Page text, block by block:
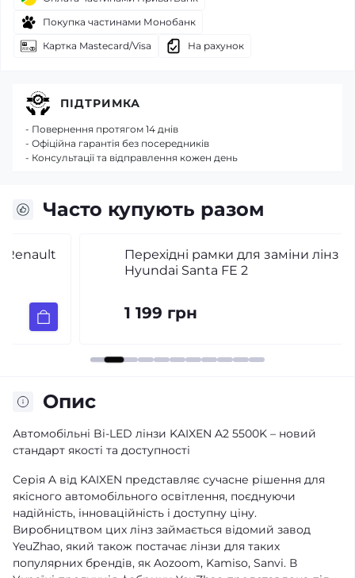
Покупка частинами Монобанк
Картка Mastecard/Visa
На рахунок
Часто купують разом
Перехідні рамки для заміни лінз
Hyundai Santa FE 2
1 199 грн
Опис
Автомобільні Bi-LED лінзи KAIXEN A2 5500K – новий
стандарт якості та доступності
Серія A від KAIXEN представляє сучасне рішення для
якісного автомобільного освітлення, поєднуючи
надійність, інноваційність і доступну ціну.
Виробництвом цих лінз займається відомий завод
YeuZhao, який також постачає лінзи для таких
популярних брендів, як Aozoom, Kamiso, Sanvi. В
ПІДТРИМКА
- Повернення протягом 14 днів
- Офіційна гарантія без посередників
- Консультації та відправлення кожен день